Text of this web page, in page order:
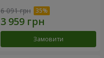
6 091 грн
Замовити